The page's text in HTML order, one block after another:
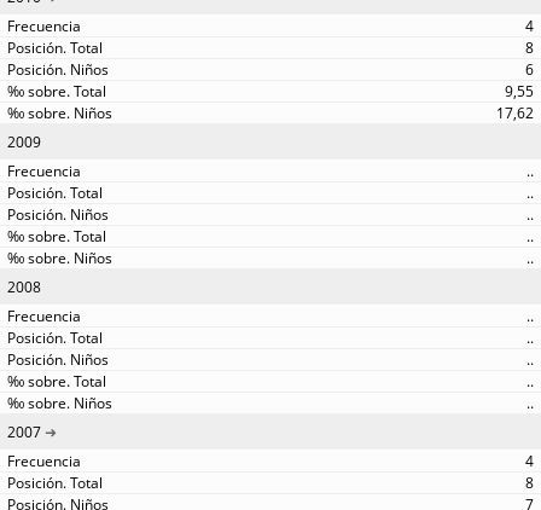
4
8
6
9,55
17,62
2009
..
..
..
..
..
2008
..
..
..
..
..
2007
4
8
7